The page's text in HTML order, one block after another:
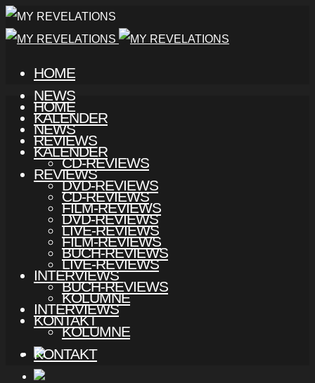
HOME
NEWS
KALENDER
REVIEWS
CD-REVIEWS
DVD-REVIEWS
FILM-REVIEWS
LIVE-REVIEWS
BUCH-REVIEWS
INTERVIEWS
KOLUMNE
KONTAKT
HOME
NEWS
KALENDER
REVIEWS
CD-REVIEWS
DVD-REVIEWS
FILM-REVIEWS
LIVE-REVIEWS
BUCH-REVIEWS
INTERVIEWS
KOLUMNE
KONTAKT